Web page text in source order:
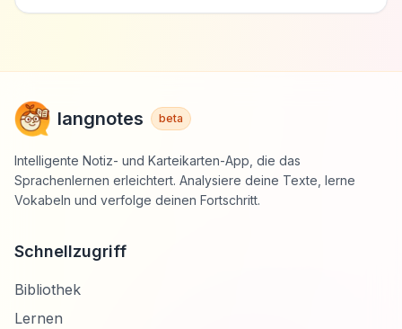
langnotes beta
Intelligente Notiz- und Karteikarten-App, die das
Sprachenlernen erleichtert. Analysiere deine Texte, lerne
Vokabeln und verfolge deinen Fortschritt.
Schnellzugriff
Bibliothek
Lernen